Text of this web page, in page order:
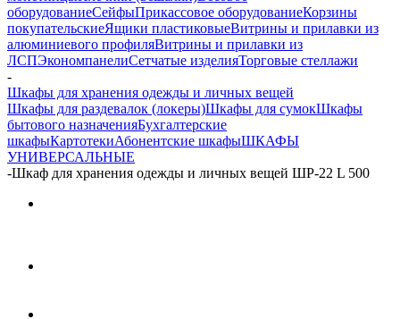
оборудованиеСейфыПрикассовое оборудованиеКорзины
покупательскиеЯщики пластиковыеВитрины и прилавки из
алюминиевого профиляВитрины и прилавки из
ЛСПЭкономпанелиСетчатые изделияТорговые стеллажи
-
Шкафы для хранения одежды и личных вещей
Шкафы для раздевалок (локеры)Шкафы для сумокШкафы
бытового назначенияБухгалтерские
шкафыКартотекиАбонентские шкафыШКАФЫ
УНИВЕРСАЛЬНЫЕ
-Шкаф для хранения одежды и личных вещей ШР-22 L 500